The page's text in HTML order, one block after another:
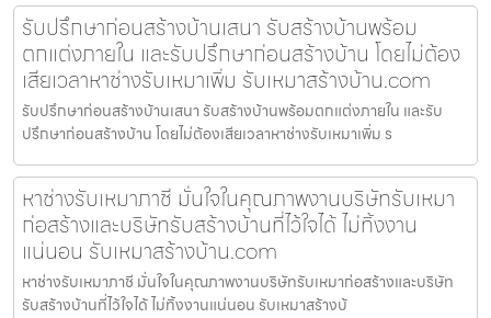
รับปรึกษาก่อนสร้างบ้านเสนา รับสร้างบ้านพร้อม
ตกแต่งภายใน และรับปรึกษาก่อนสร้างบ้าน โดยไม่ต้อง
เสียเวลาหาช่างรับเหมาเพิ่ม รับเหมาสร้างบ้าน.com
รับปรึกษาก่อนสร้างบ้านเสนา รับสร้างบ้านพร้อมตกแต่งภายใน และรับ
ปรึกษาก่อนสร้างบ้าน โดยไม่ต้องเสียเวลาหาช่างรับเหมาเพิ่ม ร
หาช่างรับเหมาภาชี มั่นใจในคุณภาพงานบริษัทรับเหมา
ก่อสร้างและบริษัทรับสร้างบ้านที่ไว้ใจได้ ไม่ทิ้งงาน
แน่นอน รับเหมาสร้างบ้าน.com
หาช่างรับเหมาภาชี มั่นใจในคุณภาพงานบริษัทรับเหมาก่อสร้างและบริษัท
รับสร้างบ้านที่ไว้ใจได้ ไม่ทิ้งงานแน่นอน รับเหมาสร้างบ้